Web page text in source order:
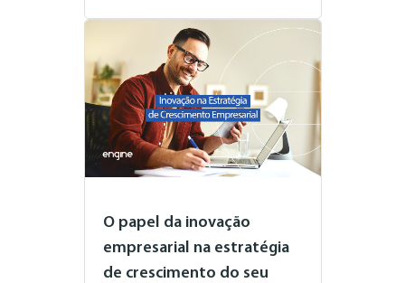
O papel da inovação
empresarial na estratégia
de crescimento do seu